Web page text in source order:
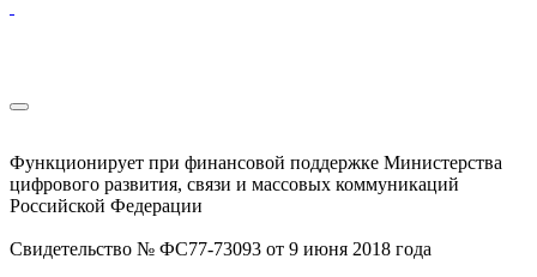
Функционирует при финансовой поддержке Министерства
цифрового развития, связи и массовых коммуникаций
Российской Федерации
Свидетельство № ФС77-73093 от 9 июня 2018 года